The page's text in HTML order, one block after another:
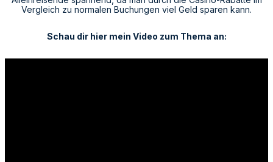
Vergleich zu normalen Buchungen viel Geld sparen kann.
Schau dir hier mein Video zum Thema an: